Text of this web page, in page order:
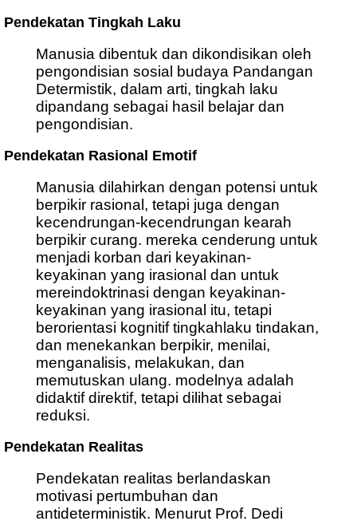
Pendekatan Tingkah Laku
Manusia dibentuk dan dikondisikan oleh
pengondisian sosial budaya Pandangan
Determistik, dalam arti, tingkah laku
dipandang sebagai hasil belajar dan
pengondisian.
Pendekatan Rasional Emotif
Manusia dilahirkan dengan potensi untuk
berpikir rasional, tetapi juga dengan
kecendrungan-kecendrungan kearah
berpikir curang. mereka cenderung untuk
menjadi korban dari keyakinan-
keyakinan yang irasional dan untuk
mereindoktrinasi dengan keyakinan-
keyakinan yang irasional itu, tetapi
berorientasi kognitif tingkahlaku tindakan,
dan menekankan berpikir, menilai,
menganalisis, melakukan, dan
memutuskan ulang. modelnya adalah
didaktif direktif, tetapi dilihat sebagai
reduksi.
Pendekatan Realitas
Pendekatan realitas berlandaskan
motivasi pertumbuhan dan
antideterministik. Menurut Prof. Dedi